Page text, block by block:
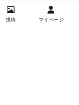
投稿 マイページ